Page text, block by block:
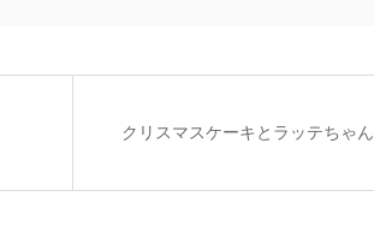
クリスマスケーキとラッテちゃん